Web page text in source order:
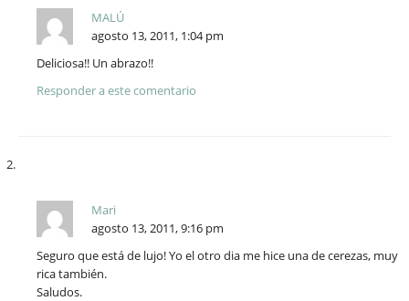
MALÚ
agosto 13, 2011, 1:04 pm
Deliciosa!! Un abrazo!!
Responder a este comentario
Mari
agosto 13, 2011, 9:16 pm
Seguro que está de lujo! Yo el otro dia me hice una de cerezas, muy
rica también.
Saludos.